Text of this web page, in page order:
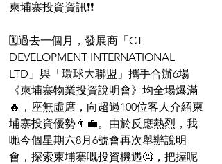
柬埔寨投資資訊❗❗
🗓過去一個月，發展商「CT
DEVELOPMENT INTERNATIONAL
LTD」與「環球大聯盟」攜手合辦6場
《柬埔寨物業投資說明會》均全場爆滿
🔥，座無虛席，向超過100位客人介紹柬
埔寨投資優勢👨‍💼。由於反應熱烈，我
哋今個星期六8月6號會再次舉辦說明
會，探索柬埔寨嘅投資機遇🧐，把握呢